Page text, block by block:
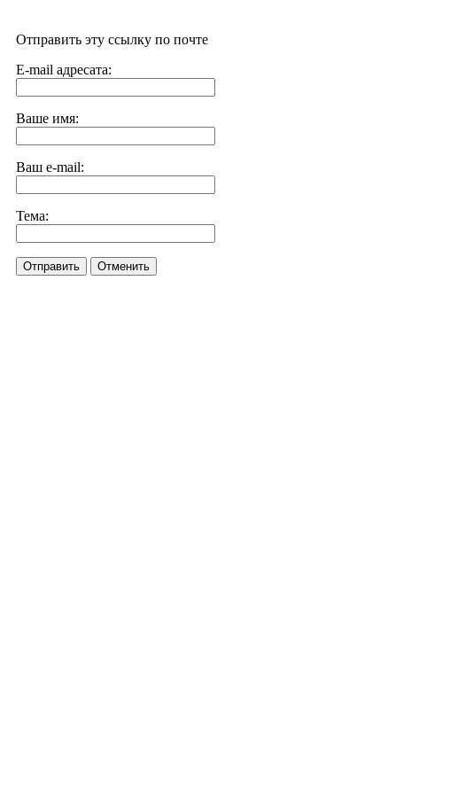
Отправить эту ссылку по почте
E-mail адресата:
Ваше имя:
Ваш e-mail:
Тема:
Отправить Отменить